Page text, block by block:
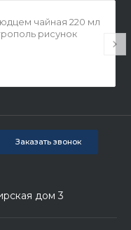
чайная 220 мл
рисунок
Заказать звонок
дом 3